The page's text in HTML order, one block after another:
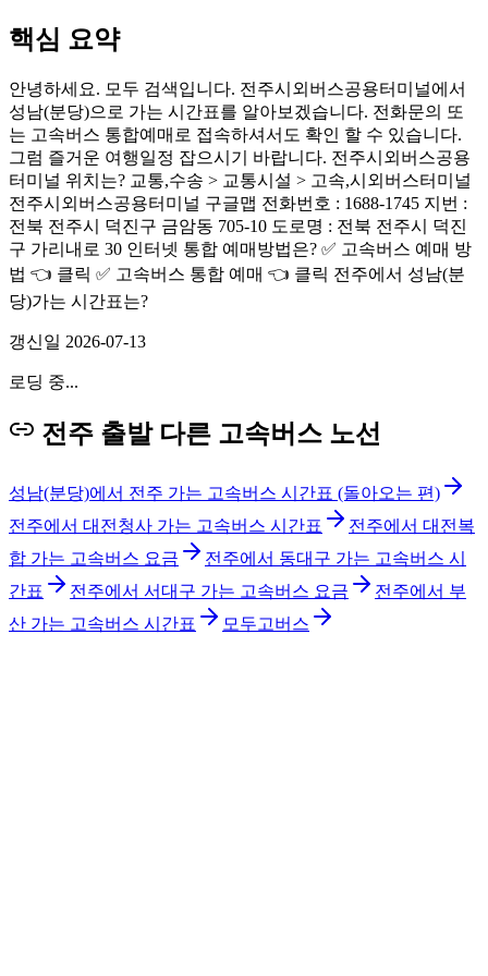
핵심 요약
안녕하세요. 모두 검색입니다. 전주시외버스공용터미널에서
성남(분당)으로 가는 시간표를 알아보겠습니다. 전화문의 또
는 고속버스 통합예매로 접속하셔서도 확인 할 수 있습니다.
그럼 즐거운 여행일정 잡으시기 바랍니다. 전주시외버스공용
터미널 위치는? 교통,수송 > 교통시설 > 고속,시외버스터미널
전주시외버스공용터미널 구글맵 전화번호 : 1688-1745 지번 :
전북 전주시 덕진구 금암동 705-10 도로명 : 전북 전주시 덕진
구 가리내로 30 인터넷 통합 예매방법은? ✅ 고속버스 예매 방
법 👈 클릭 ✅ 고속버스 통합 예매 👈 클릭 전주에서 성남(분
당)가는 시간표는?
갱신일 2026-07-13
로딩 중...
전주 출발 다른 고속버스 노선
성남(분당)에서 전주 가는 고속버스 시간표 (돌아오는 편)
전주에서 대전청사 가는 고속버스 시간표
전주에서 대전복
합 가는 고속버스 요금
전주에서 동대구 가는 고속버스 시
간표
전주에서 서대구 가는 고속버스 요금
전주에서 부
산 가는 고속버스 시간표
모두고버스